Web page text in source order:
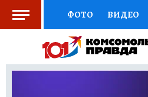
ФОТО ВИДЕО
СОЦПОДДЕРЖКА
НАЦИОНАЛЬНЫЕ